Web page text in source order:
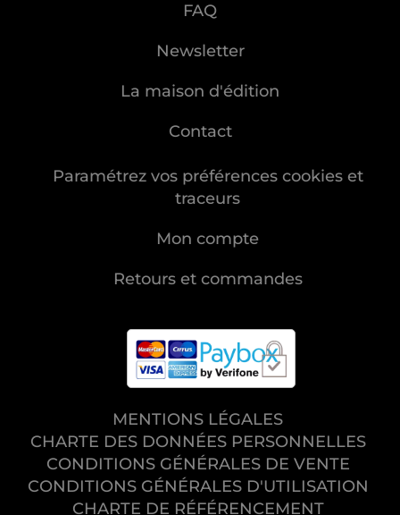
FAQ
Newsletter
La maison d'édition
Contact
Paramétrez vos préférences cookies et
traceurs
Mon compte
Retours et commandes
MENTIONS LÉGALES
CHARTE DES DONNÉES PERSONNELLES
CONDITIONS GÉNÉRALES DE VENTE
CONDITIONS GÉNÉRALES D'UTILISATION
CHARTE DE RÉFÉRENCEMENT